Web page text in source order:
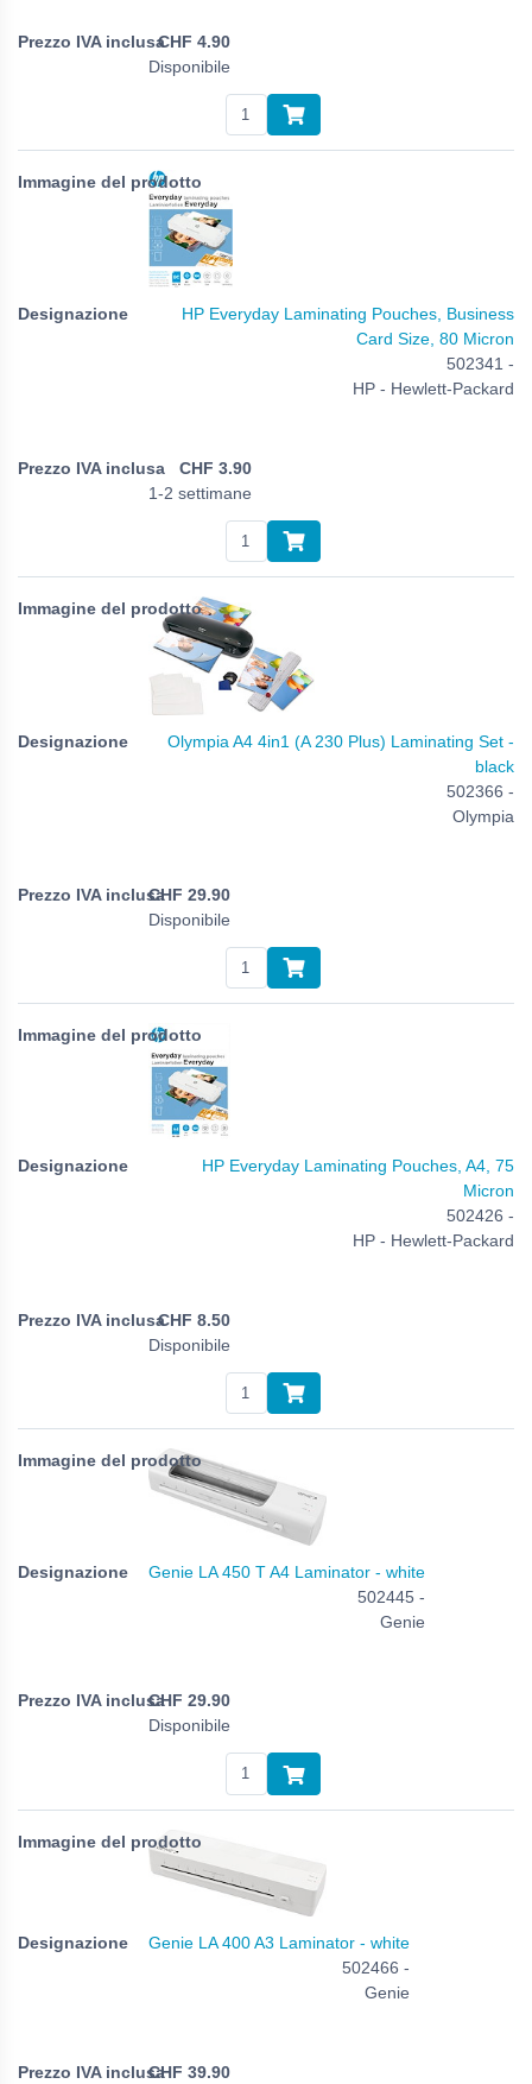
CHF 4.90
Disponibile
HP Everyday Laminating Pouches, Business
Card Size, 80 Micron
502341 -
HP - Hewlett-Packard
CHF 3.90
1-2 settimane
Olympia A4 4in1 (A 230 Plus) Laminating Set -
black
502366 -
Olympia
CHF 29.90
Disponibile
HP Everyday Laminating Pouches, A4, 75
Micron
502426 -
HP - Hewlett-Packard
CHF 8.50
Disponibile
Genie LA 450 T A4 Laminator - white
502445 -
Genie
CHF 29.90
Disponibile
Genie LA 400 A3 Laminator - white
502466 -
Genie
CHF 39.90